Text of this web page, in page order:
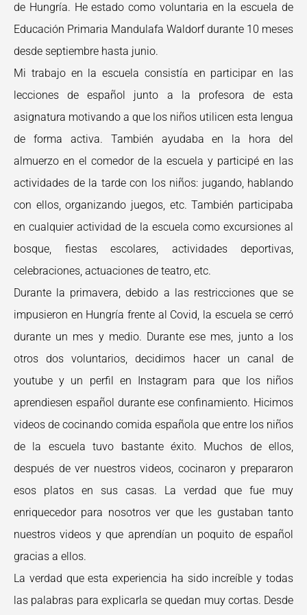
de Hungría. He estado como voluntaria en la escuela de
Educación Primaria Mandulafa Waldorf durante 10 meses
desde septiembre hasta junio.
Mi trabajo en la escuela consistía en participar en las
lecciones de español junto a la profesora de esta
asignatura motivando a que los niños utilicen esta lengua
de forma activa. También ayudaba en la hora del
almuerzo en el comedor de la escuela y participé en las
actividades de la tarde con los niños: jugando, hablando
con ellos, organizando juegos, etc. También participaba
en cualquier actividad de la escuela como excursiones al
bosque, fiestas escolares, actividades deportivas,
celebraciones, actuaciones de teatro, etc.
Durante la primavera, debido a las restricciones que se
impusieron en Hungría frente al Covid, la escuela se cerró
durante un mes y medio. Durante ese mes, junto a los
otros dos voluntarios, decidimos hacer un canal de
youtube y un perfil en Instagram para que los niños
aprendiesen español durante ese confinamiento. Hicimos
videos de cocinando comida española que entre los niños
de la escuela tuvo bastante éxito. Muchos de ellos,
después de ver nuestros videos, cocinaron y prepararon
esos platos en sus casas. La verdad que fue muy
enriquecedor para nosotros ver que les gustaban tanto
nuestros videos y que aprendían un poquito de español
gracias a ellos.
La verdad que esta experiencia ha sido increíble y todas
las palabras para explicarla se quedan muy cortas. Desde